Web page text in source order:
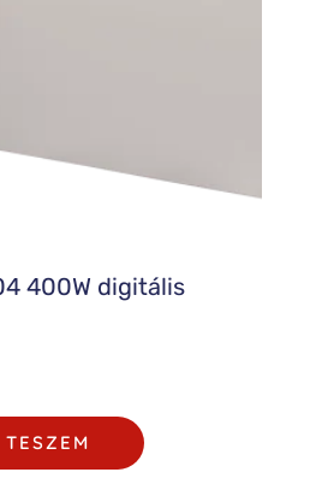
400W digitális